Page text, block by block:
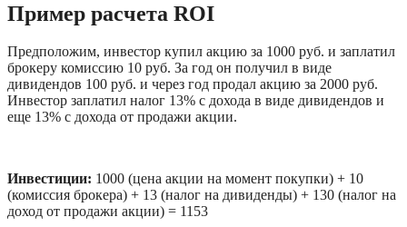
Пример расчета ROI
Предположим, инвестор купил акцию за 1000 руб. и заплатил
брокеру комиссию 10 руб. За год он получил в виде
дивидендов 100 руб. и через год продал акцию за 2000 руб.
Инвестор заплатил налог 13% с дохода в виде дивидендов и
еще 13% с дохода от продажи акции.
Инвестиции: 1000 (цена акции на момент покупки) + 10
(комиссия брокера) + 13 (налог на дивиденды) + 130 (налог на
доход от продажи акции) = 1153